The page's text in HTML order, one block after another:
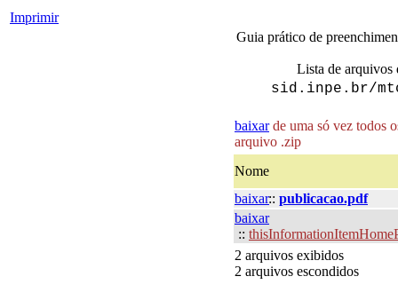
Imprimir
Guia prático de
Lista de arquivos
sid.inpe.br/
baixarde uma só vez todos
arquivo .zip
Nome
baixar:: publicacao.pdf
baixar
::
2 arquivos exibidos
2 arquivos escondidos